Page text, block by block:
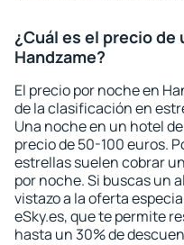
¿Cuál es el precio
Handzame?
El precio por noche en
de la clasificación en
Una noche en un hotel
precio de 50-100 euros.
estrellas suelen cobrar
por noche. Si buscas un
vistazo a la oferta
eSky.es, que te permite
hasta un 30% de